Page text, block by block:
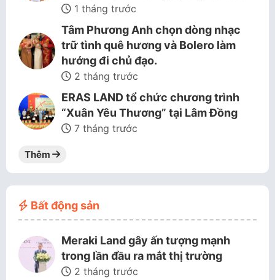
1 tháng trước
Tâm Phương Anh chọn dòng nhạc
trữ tình quê hương và Bolero làm
hướng đi chủ đạo.
2 tháng trước
ERAS LAND tổ chức chương trình
“Xuân Yêu Thương” tại Lâm Đồng
7 tháng trước
Thêm
Bất động sản
Meraki Land gây ấn tượng mạnh
trong lần đầu ra mắt thị trường
2 tháng trước